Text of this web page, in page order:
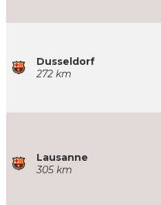
Dusseldorf
272 km
Lausanne
305 km